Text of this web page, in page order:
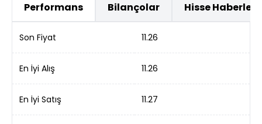
Performans Bilançolar Hisse Haberleri
Son Fiyat 11.26
En İyi Alış 11.26
En İyi Satış 11.27